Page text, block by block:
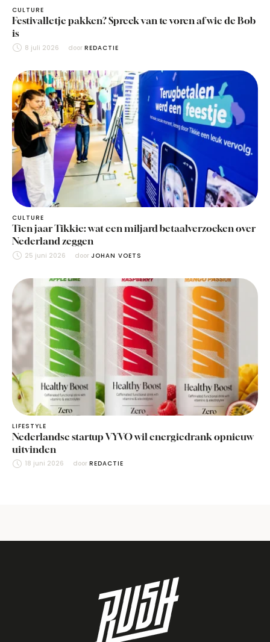
CULTURE
Festivalletje pakken? Spreek van te voren af wie de Bob
is
8 juli 2026 door REDACTIE
CULTURE
Tien jaar Tikkie: wat een miljard betaalverzoeken over
Nederland zeggen
25 juni 2026 door JOHAN VOETS
LIFESTYLE
Nederlandse startup VYVO wil energiedrank opnieuw
uitvinden
18 juni 2026 door REDACTIE